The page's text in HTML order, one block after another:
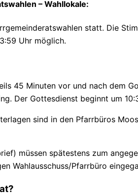
– Wahllokale:
statt. Die
Uhr möglich.
45 Minuten vor und nach dem
Der Gottesdienst beginnt um
sind in den Pfarrbüros
müssen spätestens zum
Wahlausschuss/Pfarrbüro